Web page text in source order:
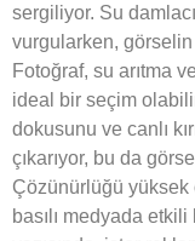
sergiliyor. Su
vurgularken, görselin
Fotoğraf, su arıtma
ideal bir seçim
dokusunu ve canlı
çıkarıyor, bu da
Çözünürlüğü
basılı medyada